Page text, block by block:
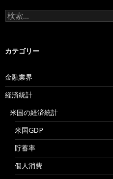
検
索:
カテゴリー
金融業界
経済統計
米国の経済統計
米国GDP
貯蓄率
個人消費